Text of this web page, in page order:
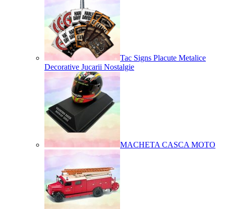
Tac Signs Placute Metalice
Decorative Jucarii Nostalgie
MACHETA CASCA MOTO